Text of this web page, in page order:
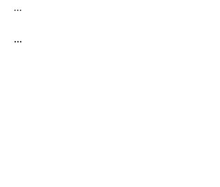
...
...